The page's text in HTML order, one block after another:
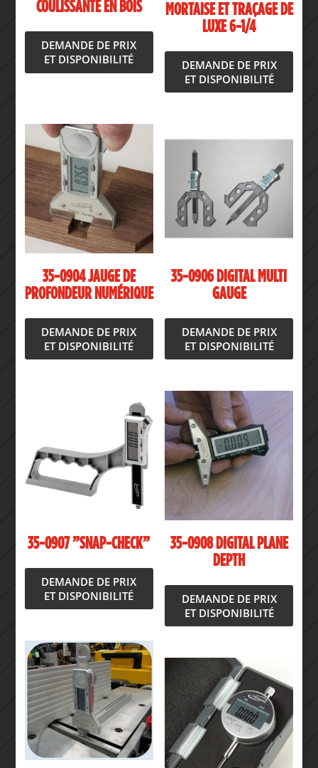
COULISSANTE EN BOIS
DEMANDE DE PRIX
ET DISPONIBILITÉ
MORTAISE ET TRAÇAGE DE
LUXE 6-1/4
DEMANDE DE PRIX
ET DISPONIBILITÉ
35-0904 JAUGE DE
PROFONDEUR NUMÉRIQUE
DEMANDE DE PRIX
ET DISPONIBILITÉ
35-0906 DIGITAL MULTI
GAUGE
DEMANDE DE PRIX
ET DISPONIBILITÉ
35-0907 ”SNAP-CHECK”
DEMANDE DE PRIX
ET DISPONIBILITÉ
35-0908 DIGITAL PLANE
DEPTH
DEMANDE DE PRIX
ET DISPONIBILITÉ